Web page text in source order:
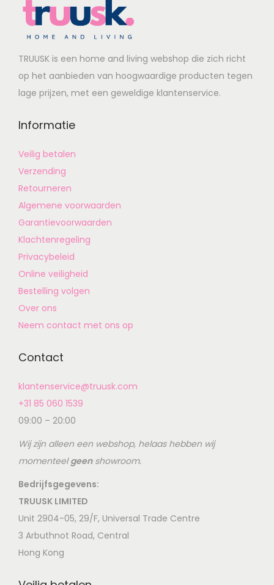
TRUUSK is een home and living webshop die zich richt
op het aanbieden van hoogwaardige producten tegen
lage prijzen, met een geweldige klantenservice.
Informatie
Veilig betalen
Verzending
Retourneren
Algemene voorwaarden
Garantievoorwaarden
Klachtenregeling
Privacybeleid
Online veiligheid
Bestelling volgen
Over ons
Neem contact met ons op
Contact
klantenservice@truusk.com
+31 85 060 1539
09:00 – 20:00
Wij zijn alleen een webshop, helaas hebben wij
momenteelgeenshowroom.
Bedrijfsgegevens:
TRUUSK LIMITED
Unit 2904-05, 29/F, Universal Trade Centre
3 Arbuthnot Road, Central
Hong Kong